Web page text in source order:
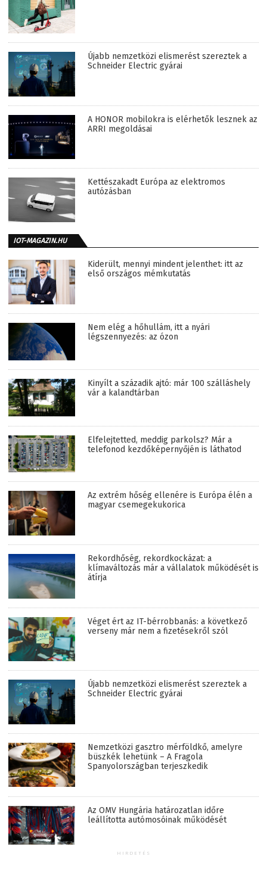
Újabb nemzetközi elismerést szereztek a
Schneider Electric gyárai
A HONOR mobilokra is elérhetők lesznek az
ARRI megoldásai
Kettészakadt Európa az elektromos
autózásban
IOT-MAGAZIN.HU
Kiderült, mennyi mindent jelenthet: itt az
első országos mémkutatás
Nem elég a hőhullám, itt a nyári
légszennyezés: az ózon
Kinyílt a századik ajtó: már 100 szálláshely
vár a kalandtárban
Elfelejtetted, meddig parkolsz? Már a
telefonod kezdőképernyőjén is láthatod
Az extrém hőség ellenére is Európa élén a
magyar csemegekukorica
Rekordhőség, rekordkockázat: a
klímaváltozás már a vállalatok működését is
átírja
Véget ért az IT-bérrobbanás: a következő
verseny már nem a fizetésekről szól
Újabb nemzetközi elismerést szereztek a
Schneider Electric gyárai
Nemzetközi gasztro mérföldkő, amelyre
büszkék lehetünk – A Fragola
Spanyolországban terjeszkedik
Az OMV Hungária határozatlan időre
leállította autómosóinak működését
HIRDETÉS